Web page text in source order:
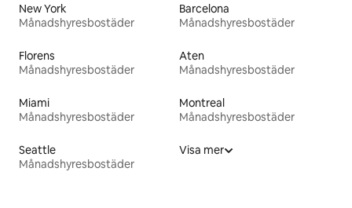
New York
Månadshyresbostäder
Barcelona
Månadshyresbostäder
Florens
Månadshyresbostäder
Aten
Månadshyresbostäder
Miami
Månadshyresbostäder
Montreal
Månadshyresbostäder
Seattle
Månadshyresbostäder
Visa mer